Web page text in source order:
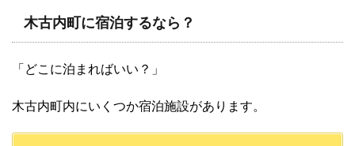
木古内町に宿泊するなら？
「どこに泊まればいい？」
木古内町内にいくつか宿泊施設があります。